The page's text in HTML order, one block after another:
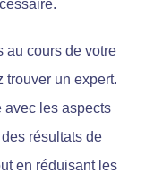
au cours de votre
trouver un expert.
avec les aspects
résultats de
en réduisant les